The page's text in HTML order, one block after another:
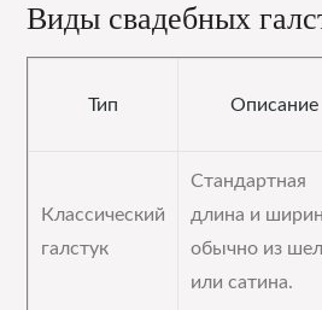
Виды свадебных
Тип Описание
Классический
галстук
Стандартная
длина и
обычно из
или сатина.